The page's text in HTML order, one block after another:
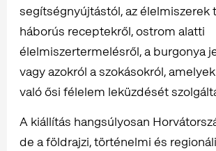
segítségnyújtástól, az élelmiszerek
háborús receptekről, ostrom alatti
élelmiszertermelésről, a burgonya
vagy azokról a szokásokról,
való ősi félelem leküzdését
A kiállítás hangsúlyosan
de a földrajzi, történelmi és